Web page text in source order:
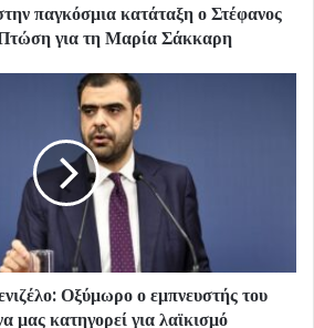
παγκόσμια κατάταξη ο Στέφανος
για τη Μαρία Σάκκαρη
Οξύμωρο ο εμπνευστής του
μας κατηγορεί για λαϊκισμό